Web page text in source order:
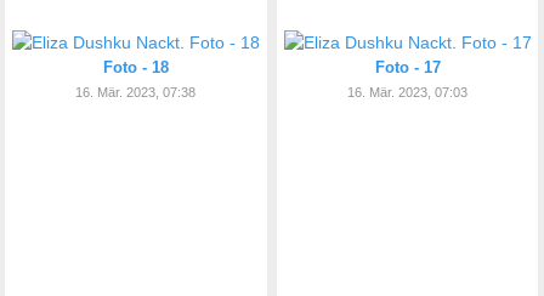
Foto - 18
16. Mär. 2023, 07:38
Foto - 17
16. Mär. 2023, 07:03